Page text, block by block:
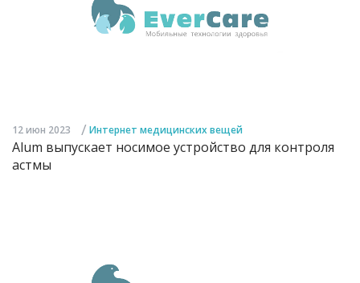
12 июн 2023 / Интернет медицинских вещей
Alum выпускает носимое устройство для контроля
астмы